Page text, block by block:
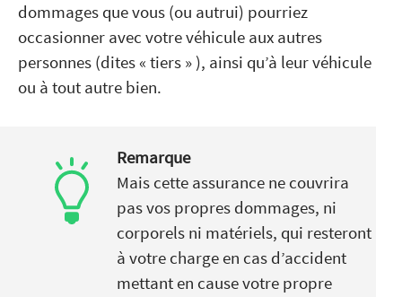
dommages que vous (ou autrui) pourriez
occasionner avec votre véhicule aux autres
personnes (dites « tiers » ), ainsi qu’à leur véhicule
ou à tout autre bien.
Remarque
Mais cette assurance ne couvrira
pas vos propres dommages, ni
corporels ni matériels, qui resteront
à votre charge en cas d’accident
mettant en cause votre propre